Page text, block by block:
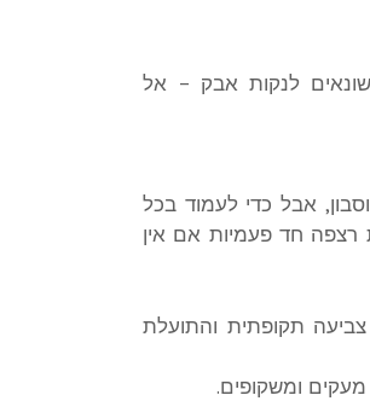
לנקות אבק – אל
אבל כדי לעמוד בכל
חד פעמיות אם אין
תקופתית והתועלת
ומשקופים.